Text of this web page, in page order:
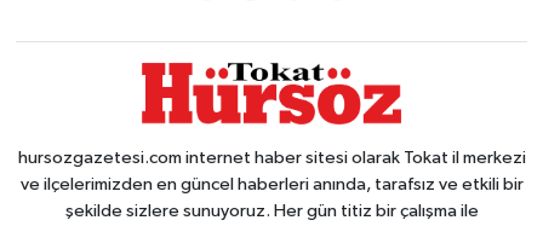
hursozgazetesi.com internet haber sitesi olarak Tokat il merkezi
ve ilçelerimizden en güncel haberleri anında, tarafsız ve etkili bir
şekilde sizlere sunuyoruz. Her gün titiz bir çalışma ile